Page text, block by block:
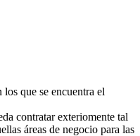
que se encuentra el
contratar exteriomente tal
áreas de negocio para las